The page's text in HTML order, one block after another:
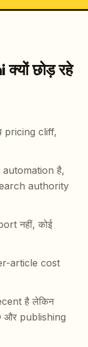
छोड़ रहे
pricing cliff,
है,
authority
नहीं, कोई
article cost
है लेकिन
और publishing